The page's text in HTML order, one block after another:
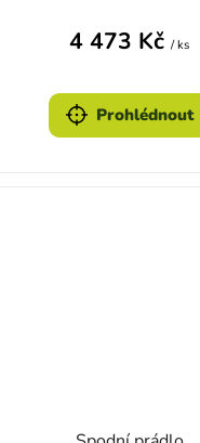
4 473 Kč/ ks
Prohlédnout